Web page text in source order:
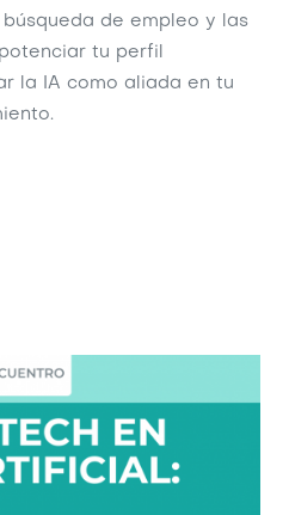
de empleo y las
tu perfil
la IA como aliada en tu